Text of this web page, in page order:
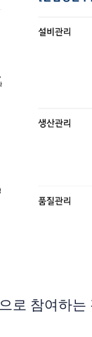
로 참여하